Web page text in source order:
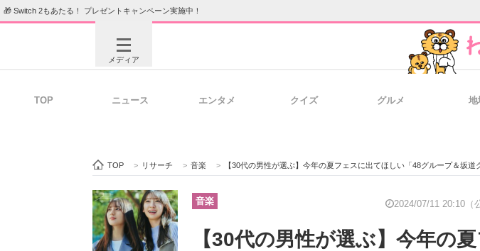
🎁 Switch 2もあたる！ プレゼントキャンペーン実施中！
メディア
ビジネスと働き方のヒント
TOP ニュース エンタメ クイズ グルメ 地
TOP > リサーチ > 音楽 > 【30代の男性が選ぶ】今年の夏フェスに出てほしい「48グループ＆坂道グループ」ランキング
音楽 2024/07/11 20:10（
【30代の男性が選ぶ】今年の